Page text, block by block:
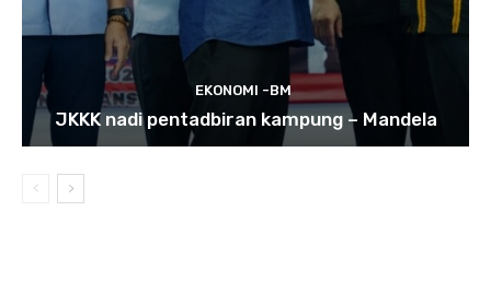
EKONOMI -BM
JKKK nadi pentadbiran kampung – Mandela